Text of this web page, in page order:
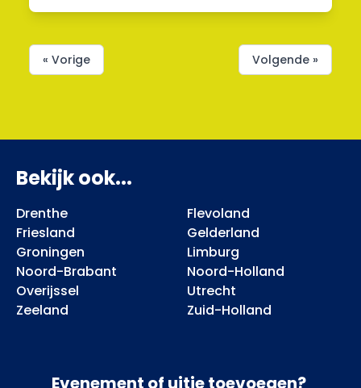
« Vorige Volgende »
Bekijk ook...
Drenthe
Flevoland
Friesland
Gelderland
Groningen
Limburg
Noord-Brabant
Noord-Holland
Overijssel
Utrecht
Zeeland
Zuid-Holland
Evenement of uitje toevoegen?